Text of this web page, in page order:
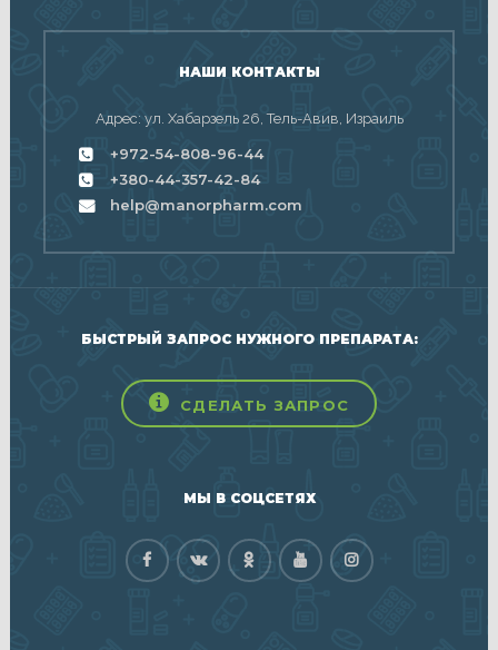
НАШИ КОНТАКТЫ
Адрес: ул. Хабарзель 26, Тель-Авив, Израиль
+972-54-808-96-44
+380-44-357-42-84
help@manorpharm.com
БЫСТРЫЙ ЗАПРОС НУЖНОГО ПРЕПАРАТА:
СДЕЛАТЬ ЗАПРОС
МЫ В СОЦСЕТЯХ